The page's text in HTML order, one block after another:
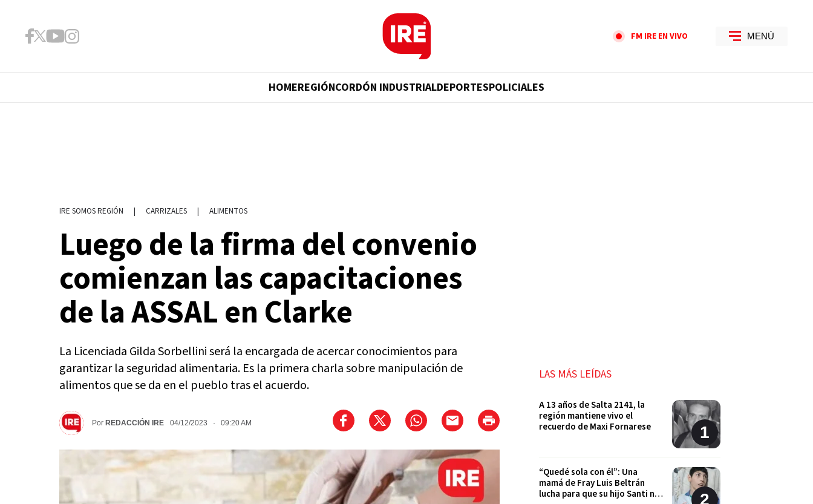
FM IRE EN VIVO MENÚ
HOMEREGIÓNCORDÓN INDUSTRIALDEPORTESPOLICIALES
IRE SOMOS REGIÓN | CARRIZALES | ALIMENTOS
Luego de la firma del convenio
comienzan las capacitaciones
de la ASSAL en Clarke
La Licenciada Gilda Sorbellini será la encargada de acercar conocimientos para
garantizar la seguridad alimentaria. Es la primera charla sobre manipulación de
alimentos que se da en el pueblo tras el acuerdo.
Por REDACCIÓN IRE 04/12/2023 · 09:20 AM
LAS MÁS LEÍDAS
A 13 años de Salta 2141, la
región mantiene vivo el
recuerdo de Maxi Fornarese
“Quedé sola con él”: Una
mamá de Fray Luis Beltrán
lucha para que su hijo Santi no